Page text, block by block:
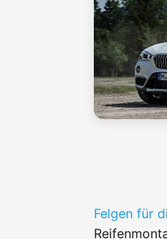
Felgen für